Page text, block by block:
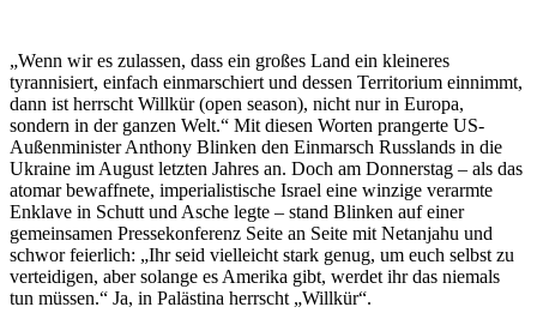
„Wenn wir es zulassen, dass ein großes Land ein kleineres
tyrannisiert, einfach einmarschiert und dessen Territorium einnimmt,
dann ist herrscht Willkür (open season), nicht nur in Europa,
sondern in der ganzen Welt.“ Mit diesen Worten prangerte US-
Außenminister Anthony Blinken den Einmarsch Russlands in die
Ukraine im August letzten Jahres an. Doch am Donnerstag – als das
atomar bewaffnete, imperialistische Israel eine winzige verarmte
Enklave in Schutt und Asche legte – stand Blinken auf einer
gemeinsamen Pressekonferenz Seite an Seite mit Netanjahu und
schwor feierlich: „Ihr seid vielleicht stark genug, um euch selbst zu
verteidigen, aber solange es Amerika gibt, werdet ihr das niemals
tun müssen.“ Ja, in Palästina herrscht „Willkür“.